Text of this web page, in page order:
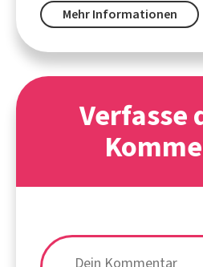
Mehr Informationen
Verfasse